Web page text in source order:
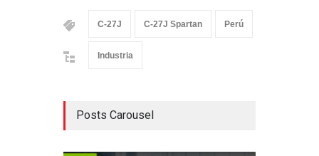
C-27J C-27J Spartan Perú
Industria
Posts Carousel